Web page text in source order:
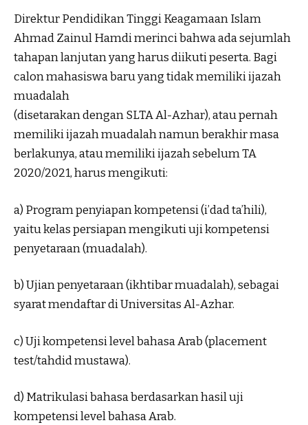
Direktur Pendidikan Tinggi Keagamaan Islam
Ahmad Zainul Hamdi merinci bahwa ada sejumlah
tahapan lanjutan yang harus diikuti peserta. Bagi
calon mahasiswa baru yang tidak memiliki ijazah
muadalah
(disetarakan dengan SLTA Al-Azhar), atau pernah
memiliki ijazah muadalah namun berakhir masa
berlakunya, atau memiliki ijazah sebelum TA
2020/2021, harus mengikuti:
a) Program penyiapan kompetensi (i’dad ta’hili),
yaitu kelas persiapan mengikuti uji kompetensi
penyetaraan (muadalah).
b) Ujian penyetaraan (ikhtibar muadalah), sebagai
syarat mendaftar di Universitas Al-Azhar.
c) Uji kompetensi level bahasa Arab (placement
test/tahdid mustawa).
d) Matrikulasi bahasa berdasarkan hasil uji
kompetensi level bahasa Arab.